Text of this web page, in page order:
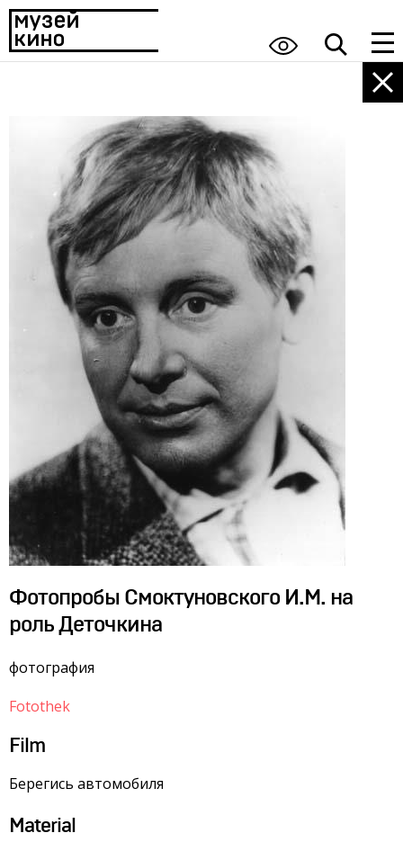
Фотопробы Смоктуновского И.М. на
роль Деточкина
фотография
Fotothek
Film
Берегись автомобиля
Material